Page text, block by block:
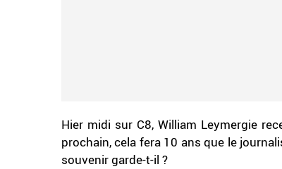
Hier midi sur C8, William Leymergie
prochain, cela fera 10 ans que le
souvenir garde-t-il ?